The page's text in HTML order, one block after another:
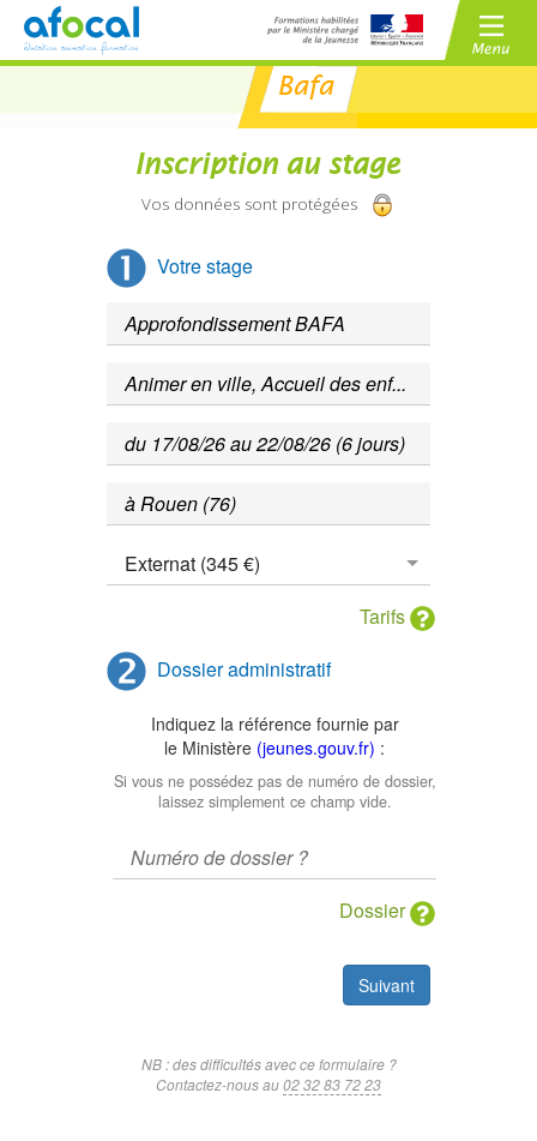
BAFA
/
CPJEPS
Bafa
Inscription au stage
Vos données sont protégées
Votre stage
Tarifs
Dossier administratif
Indiquez la référence fournie par
le Ministère (jeunes.gouv.fr) :
Si vous ne possédez pas de numéro de dossier,
laissez simplement ce champ vide.
Dossier
Suivant
NB : des difficultés avec ce formulaire ?
Contactez-nous au02 32 83 72 23